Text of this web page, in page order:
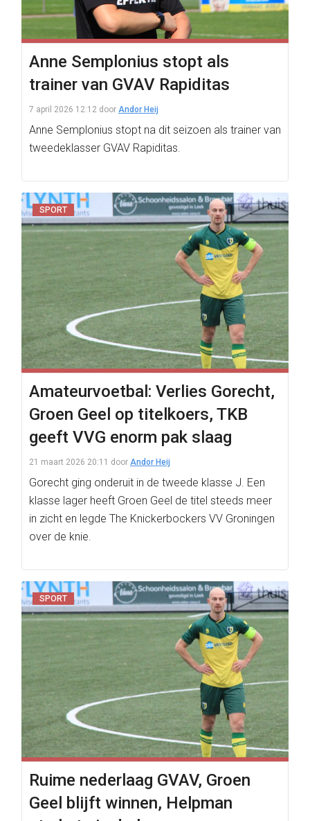
Anne Semplonius stopt als
trainer van GVAV Rapiditas
7 april 2026 12:12 door Andor Heij
Anne Semplonius stopt na dit seizoen als trainer van
tweedeklasser GVAV Rapiditas.
SPORT
Amateurvoetbal: Verlies Gorecht,
Groen Geel op titelkoers, TKB
geeft VVG enorm pak slaag
21 maart 2026 20:11 door Andor Heij
Gorecht ging onderuit in de tweede klasse J. Een
klasse lager heeft Groen Geel de titel steeds meer
in zicht en legde The Knickerbockers VV Groningen
over de knie.
SPORT
Ruime nederlaag GVAV, Groen
Geel blijft winnen, Helpman